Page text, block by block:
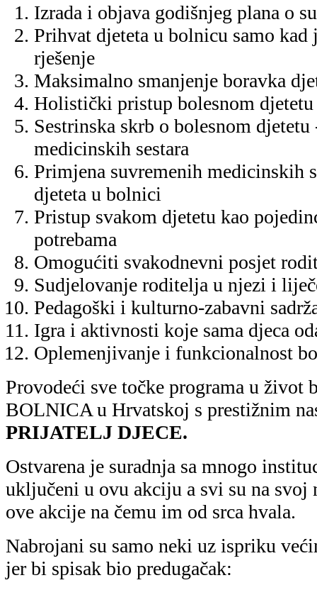
Izrada i objava godišnjeg plana o
Prihvat djeteta u bolnicu samo
rješenje
Maksimalno smanjenje boravka
Holistički pristup bolesnom djetetu
Sestrinska skrb o bolesnom
medicinskih sestara
Primjena suvremenih medicinskih
djeteta u bolnici
Pristup svakom djetetu kao
potrebama
Omogućiti svakodnevni posjet
Sudjelovanje roditelja u njezi i
Pedagoški i kulturno-zabavni
Igra i aktivnosti koje sama djeca
Oplemenjivanje i funkcionalnost
Provodeći sve točke programa u život
BOLNICA u Hrvatskoj s prestižnim
PRIJATELJ DJECE.
Ostvarena je suradnja sa mnogo
uključeni u ovu akciju a svi su na
ove akcije na čemu im od srca hvala.
Nabrojani su samo neki uz ispriku
jer bi spisak bio predugačak: